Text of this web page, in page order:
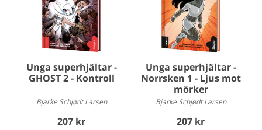
Unga superhjältar -
GHOST 2 - Kontroll
Bjarke Schjødt Larsen
207 kr
Unga superhjältar -
Norrsken 1 - Ljus mot
mörker
Bjarke Schjødt Larsen
207 kr